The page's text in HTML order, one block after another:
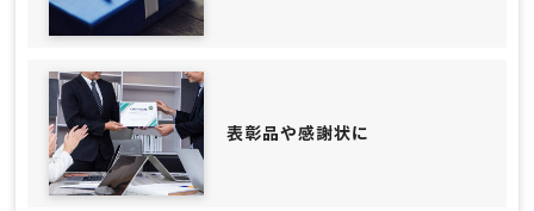
表彰品や感謝状に